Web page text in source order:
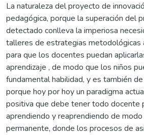
La naturaleza del proyecto de
pedagógica, porque la superación del
detectado conlleva la imperiosa
talleres de estrategias metodológicas
para que los docentes puedan
aprendizaje , de modo que los niños
fundamental habilidad, y es también
porque hoy por hoy un paradigma
positiva que debe tener todo docente
aprendiendo y reaprendiendo de
permanente, donde los procesos de